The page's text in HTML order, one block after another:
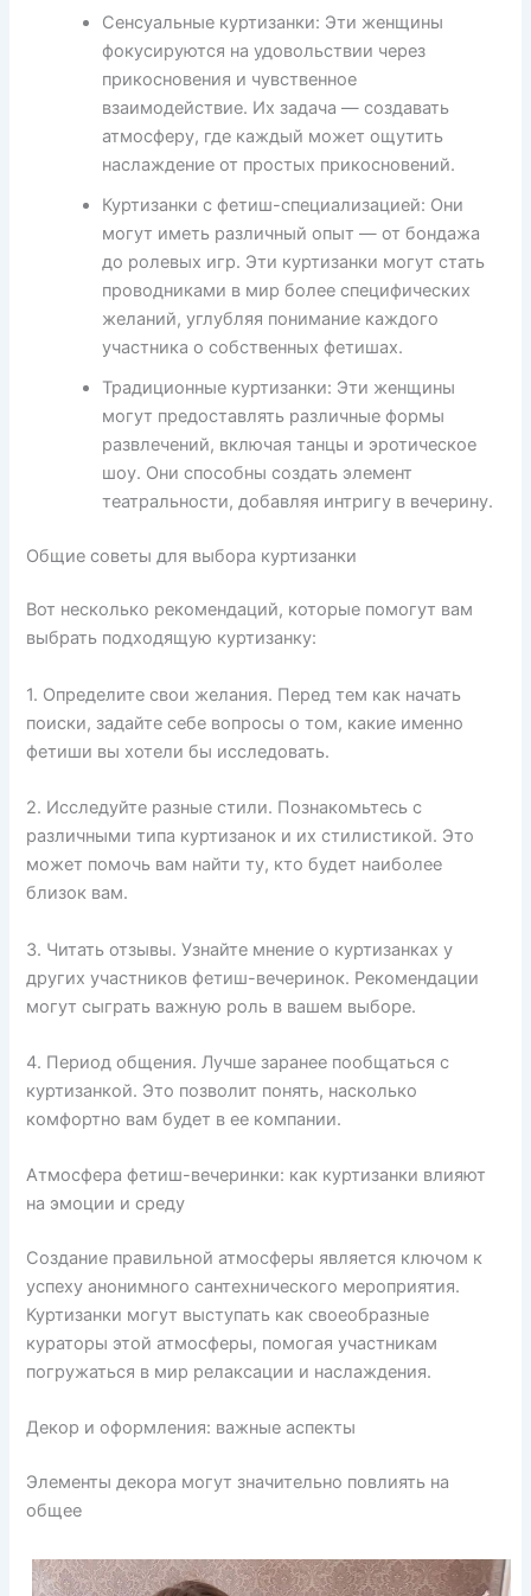
Сенсуальные куртизанки: Эти женщины
фокусируются на удовольствии через
прикосновения и чувственное
взаимодействие. Их задача — создавать
атмосферу, где каждый может ощутить
наслаждение от простых прикосновений.
Куртизанки с фетиш-специализацией: Они
могут иметь различный опыт — от бондажа
до ролевых игр. Эти куртизанки могут стать
проводниками в мир более специфических
желаний, углубляя понимание каждого
участника о собственных фетишах.
Традиционные куртизанки: Эти женщины
могут предоставлять различные формы
развлечений, включая танцы и эротическое
шоу. Они способны создать элемент
театральности, добавляя интригу в вечерину.
Общие советы для выбора куртизанки
Вот несколько рекомендаций, которые помогут вам
выбрать подходящую куртизанку:
1. Определите свои желания. Перед тем как начать
поиски, задайте себе вопросы о том, какие именно
фетиши вы хотели бы исследовать.
2. Исследуйте разные стили. Познакомьтесь с
различными типа куртизанок и их стилистикой. Это
может помочь вам найти ту, кто будет наиболее
близок вам.
3. Читать отзывы. Узнайте мнение о куртизанках у
других участников фетиш-вечеринок. Рекомендации
могут сыграть важную роль в вашем выборе.
4. Период общения. Лучше заранее пообщаться с
куртизанкой. Это позволит понять, насколько
комфортно вам будет в ее компании.
Атмосфера фетиш-вечеринки: как куртизанки влияют
на эмоции и среду
Создание правильной атмосферы является ключом к
успеху анонимного сантехнического мероприятия.
Куртизанки могут выступать как своеобразные
кураторы этой атмосферы, помогая участникам
погружаться в мир релаксации и наслаждения.
Декор и оформления: важные аспекты
Элементы декора могут значительно повлиять на
общее